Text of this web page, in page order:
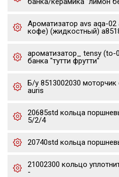
Ароматизатор avs aqa-
кофе) (жидкостный)
ароматизатор_ tensy (to-
банка "тутти фрутти"
Б/у 8513002030 моторчик
auris
20685std кольца
5/2/4
20740std кольца
21002300 кольцо
-